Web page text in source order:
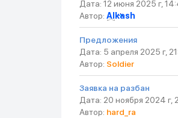
Дата: 12 июня 2025 г,
Автор: Alkash
Предложения
Дата: 5 апреля 2025 г,
Автор: Soldier
Заявка на разбан
Дата: 20 ноября 2024 г,
Автор: hard_ra